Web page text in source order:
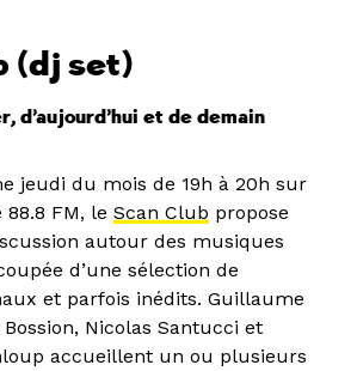
(dj set)
d’aujourd’hui et de demain
jeudi du mois de 19h à 20h sur
88.8 FM, le Scan Club propose
autour des musiques
d’une sélection de
et parfois inédits. Guillaume
Nicolas Santucci et
accueillent un ou plusieurs